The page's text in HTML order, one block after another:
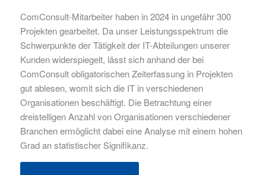
ComConsult-Mitarbeiter haben in 2024 in ungefähr 300
Projekten gearbeitet. Da unser Leistungsspektrum die
Schwerpunkte der Tätigkeit der IT-Abteilungen unserer
Kunden widerspiegelt, lässt sich anhand der bei
ComConsult obligatorischen Zeiterfassung in Projekten
gut ablesen, womit sich die IT in verschiedenen
Organisationen beschäftigt. Die Betrachtung einer
dreistelligen Anzahl von Organisationen verschiedener
Branchen ermöglicht dabei eine Analyse mit einem hohen
Grad an statistischer Signifikanz.